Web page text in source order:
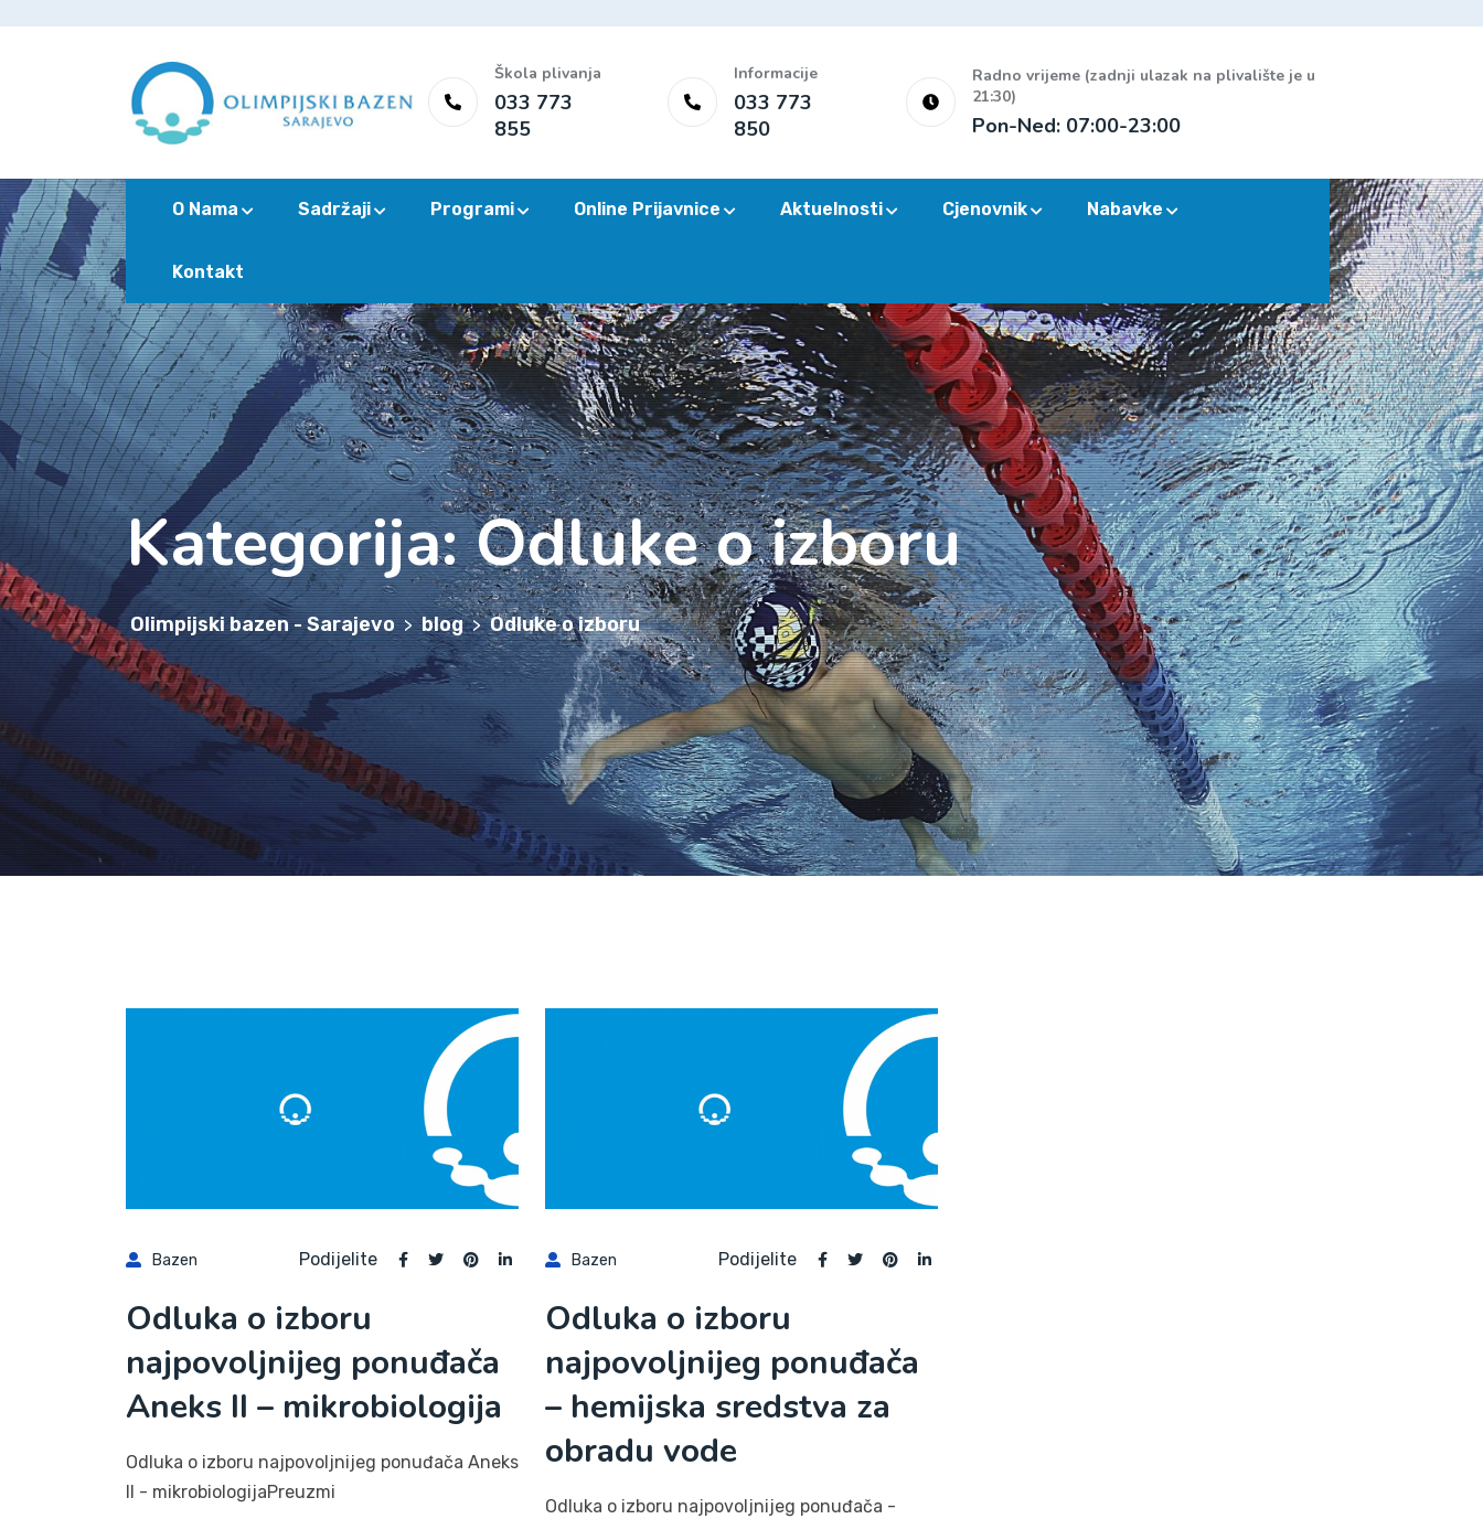
Škola plivanja
033 773
855
Informacije
033 773
850
Radno vrijeme (zadnji ulazak na plivalište je u
21:30)
Pon-Ned: 07:00-23:00
O Nama Sadržaji Programi Online Prijavnice Aktuelnosti Cjenovnik Nabavke
Kontakt
Kategorija:Odluke o izboru
Olimpijski bazen - Sarajevo > blog > Odluke o izboru
Bazen Podijelite
Odluka o izboru
najpovoljnijeg ponuđača
Aneks II – mikrobiologija
Odluka o izboru najpovoljnijeg ponuđača Aneks
II - mikrobiologijaPreuzmi
Bazen Podijelite
Odluka o izboru
najpovoljnijeg ponuđača
– hemijska sredstva za
obradu vode
Odluka o izboru najpovoljnijeg ponuđača -